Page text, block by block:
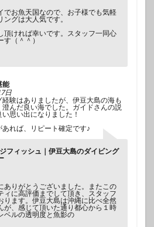
でお魚天国なので、お子様でも気軽
グは大人気です。
頂ければ幸いです。スタッフ一同心
（＾＾）
能
日
験はありましたが、伊豆大島の海も
んだ良い海でした。ガイドさんの説
思い出になりました！
れば、リピート確定です♪
フィッシュ｜伊豆大島のダイビング
ありがとうございました。またこの
ィに高評価までして頂き、スタッフ
ります。伊豆大島は沖縄に比べ全然
が、感じて頂いた通り都心から１時
ベルの透明度と魚影の